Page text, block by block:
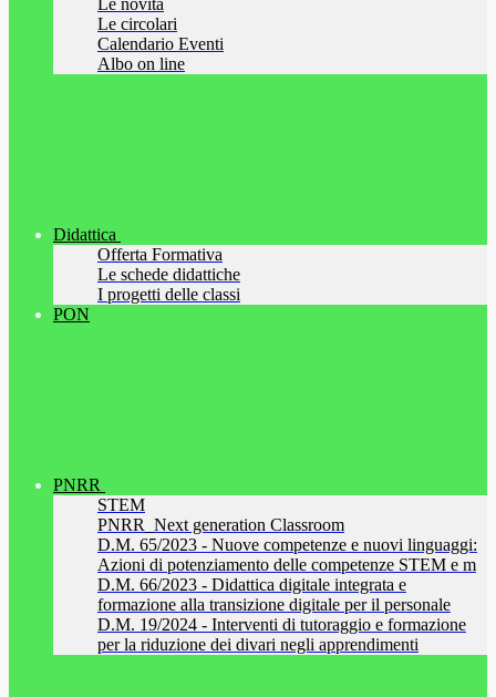
Le novità
Le circolari
Calendario Eventi
Albo on line
Didattica
Offerta Formativa
Le schede didattiche
I progetti delle classi
PON
PNRR
STEM
PNRR_Next generation Classroom
D.M. 65/2023 - Nuove competenze e nuovi linguaggi:
Azioni di potenziamento delle competenze STEM e m
D.M. 66/2023 - Didattica digitale integrata e
formazione alla transizione digitale per il personale
D.M. 19/2024 - Interventi di tutoraggio e formazione
per la riduzione dei divari negli apprendimenti